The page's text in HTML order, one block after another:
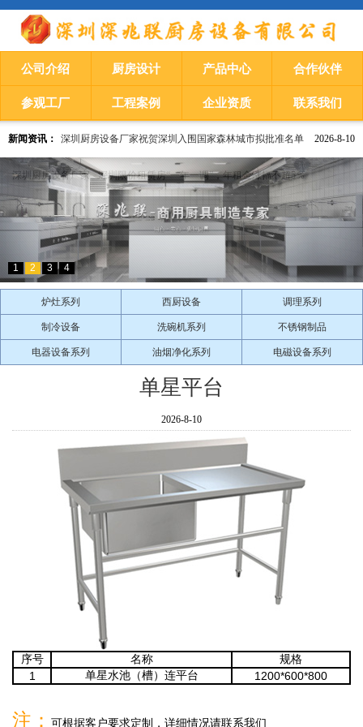
公司介绍 厨房设计 产品中心 合作伙伴
参观工厂 工程案例 企业资质 联系我们
2026-8-10
新闻资讯： 深圳厨房设备厂家祝贺深圳入围国家森林城市拟批准名单
深圳厨房设备厂家 ​深圳限价租赁房“一年一调”，年租金涨幅不超5％
1 2 3 4
炉灶系列 西厨设备 调理系列
制冷设备 洗碗机系列 不锈钢制品
电器设备系列 油烟净化系列 电磁设备系列
单星平台
2026-8-10
序号 名称
规格
1
单星水池（槽）连平台 1200*600*800
注： 可根据客户要求定制，详细情况请联系我们